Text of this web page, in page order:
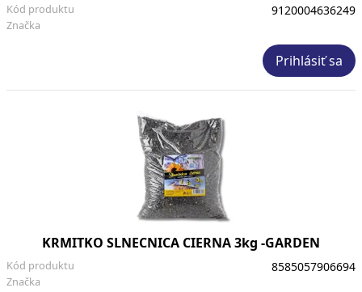
Značka
Kód produktu 9120004636249
Prihlásiť sa
KRMITKO SLNECNICA CIERNA 3kg -GARDEN
Značka
Kód produktu 8585057906694